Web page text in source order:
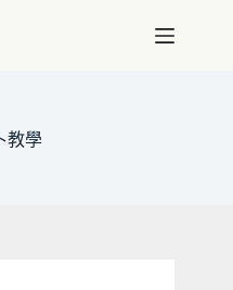
教學